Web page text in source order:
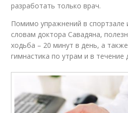
разработать только врач.
Помимо упражнений в спортзале
словам доктора Савадяна,
ходьба – 20 минут в день, а
гимнастика по утрам и в течение